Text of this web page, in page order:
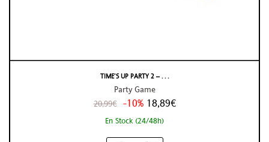
TIME’S UP PARTY 2 – . . .
Party Game
20,99€ -10% 18,89€
En Stock (24/48h)